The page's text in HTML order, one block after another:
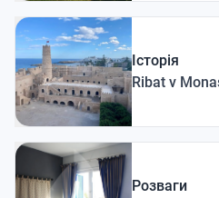
Історія
Ribat v
Розваги